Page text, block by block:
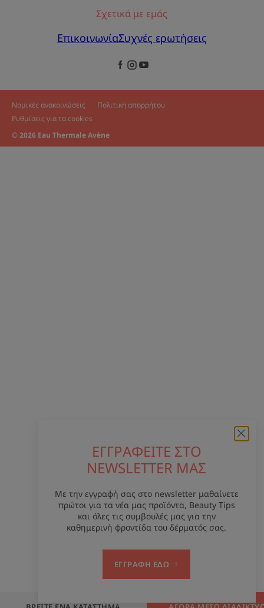
ΕΓΓΡΑΦΕΙΤΕ ΣΤΟ
NEWSLETTER ΜΑΣ
Με την εγγραφή σας στο newsletter μαθαίνετε
πρώτοι για τα νέα μας προϊόντα, Beauty Tips
και όλες τις συμβουλές μας για την
καθημερινή φροντίδα του δέρματός σας.
ΕΓΓΡΑΦΗ ΕΔΩ
Σχετικά με εμάς
ΕπικοινωνίαΣυχνές ερωτήσεις
Νομικές ανακοινώσεις
Πολιτική απορρήτου
Ρυθμίσεις για τα cookies
© 2026 Eau Thermale Avène